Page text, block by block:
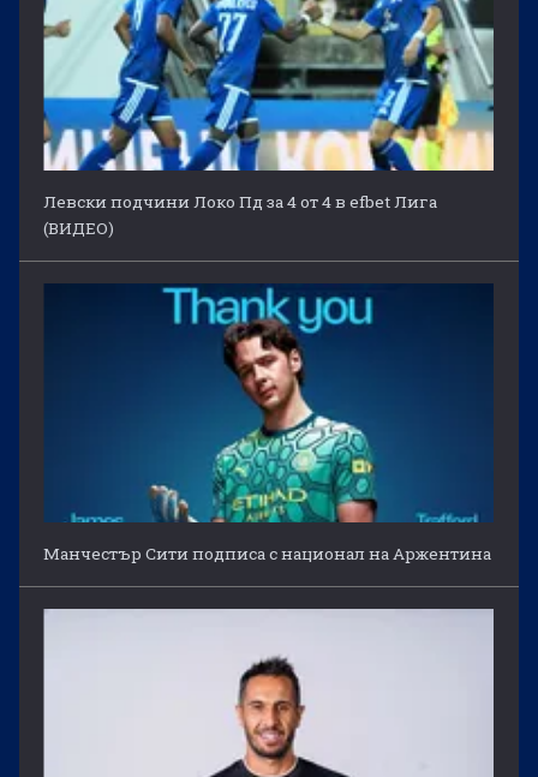
Левски подчини Локо Пд за 4 от 4 в efbet Лига
(ВИДЕО)
Манчестър Сити подписа с национал на Аржентина